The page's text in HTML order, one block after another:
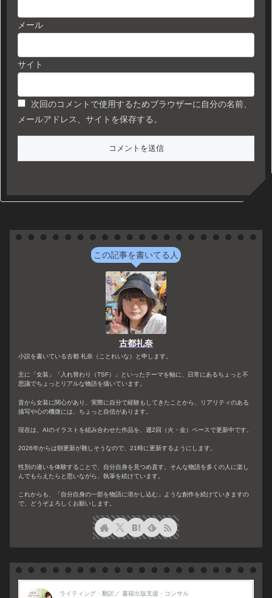
メール
サイト
次回のコメントで使用するためブラウザーに自分の名前、
メールアドレス、サイトを保存する。
この記事を書いてる人
古都礼奈
小説を書いている古都 礼奈（ことれいな）と申します。
主に「女装」「入れ替わり（TSF）」といったテーマを軸に、日常にあるちょっと不
思議でちょっとリアルな物語を描いています。
昔から女装に関心があり、実際に自分で経験もしてきたことから、リアリティのある
描写や心の機微には、ちょっと自信があります。
現在は、AIのイラストを組み合わせた作品を、週2回（火・金）ペースで更新中です。
2026年からは朝更新が難しそうなので、21時に更新するようにします。
性別の違いを体験することで、自分自身を見つめ直す。そんな物語を多くの人に楽し
んでもらえたらと思いながら、執筆を続けています。
これからも、「自分自身の一部を物語に溶かし込む」ような創作を続けていきますの
で、どうぞよろしくお願いします。